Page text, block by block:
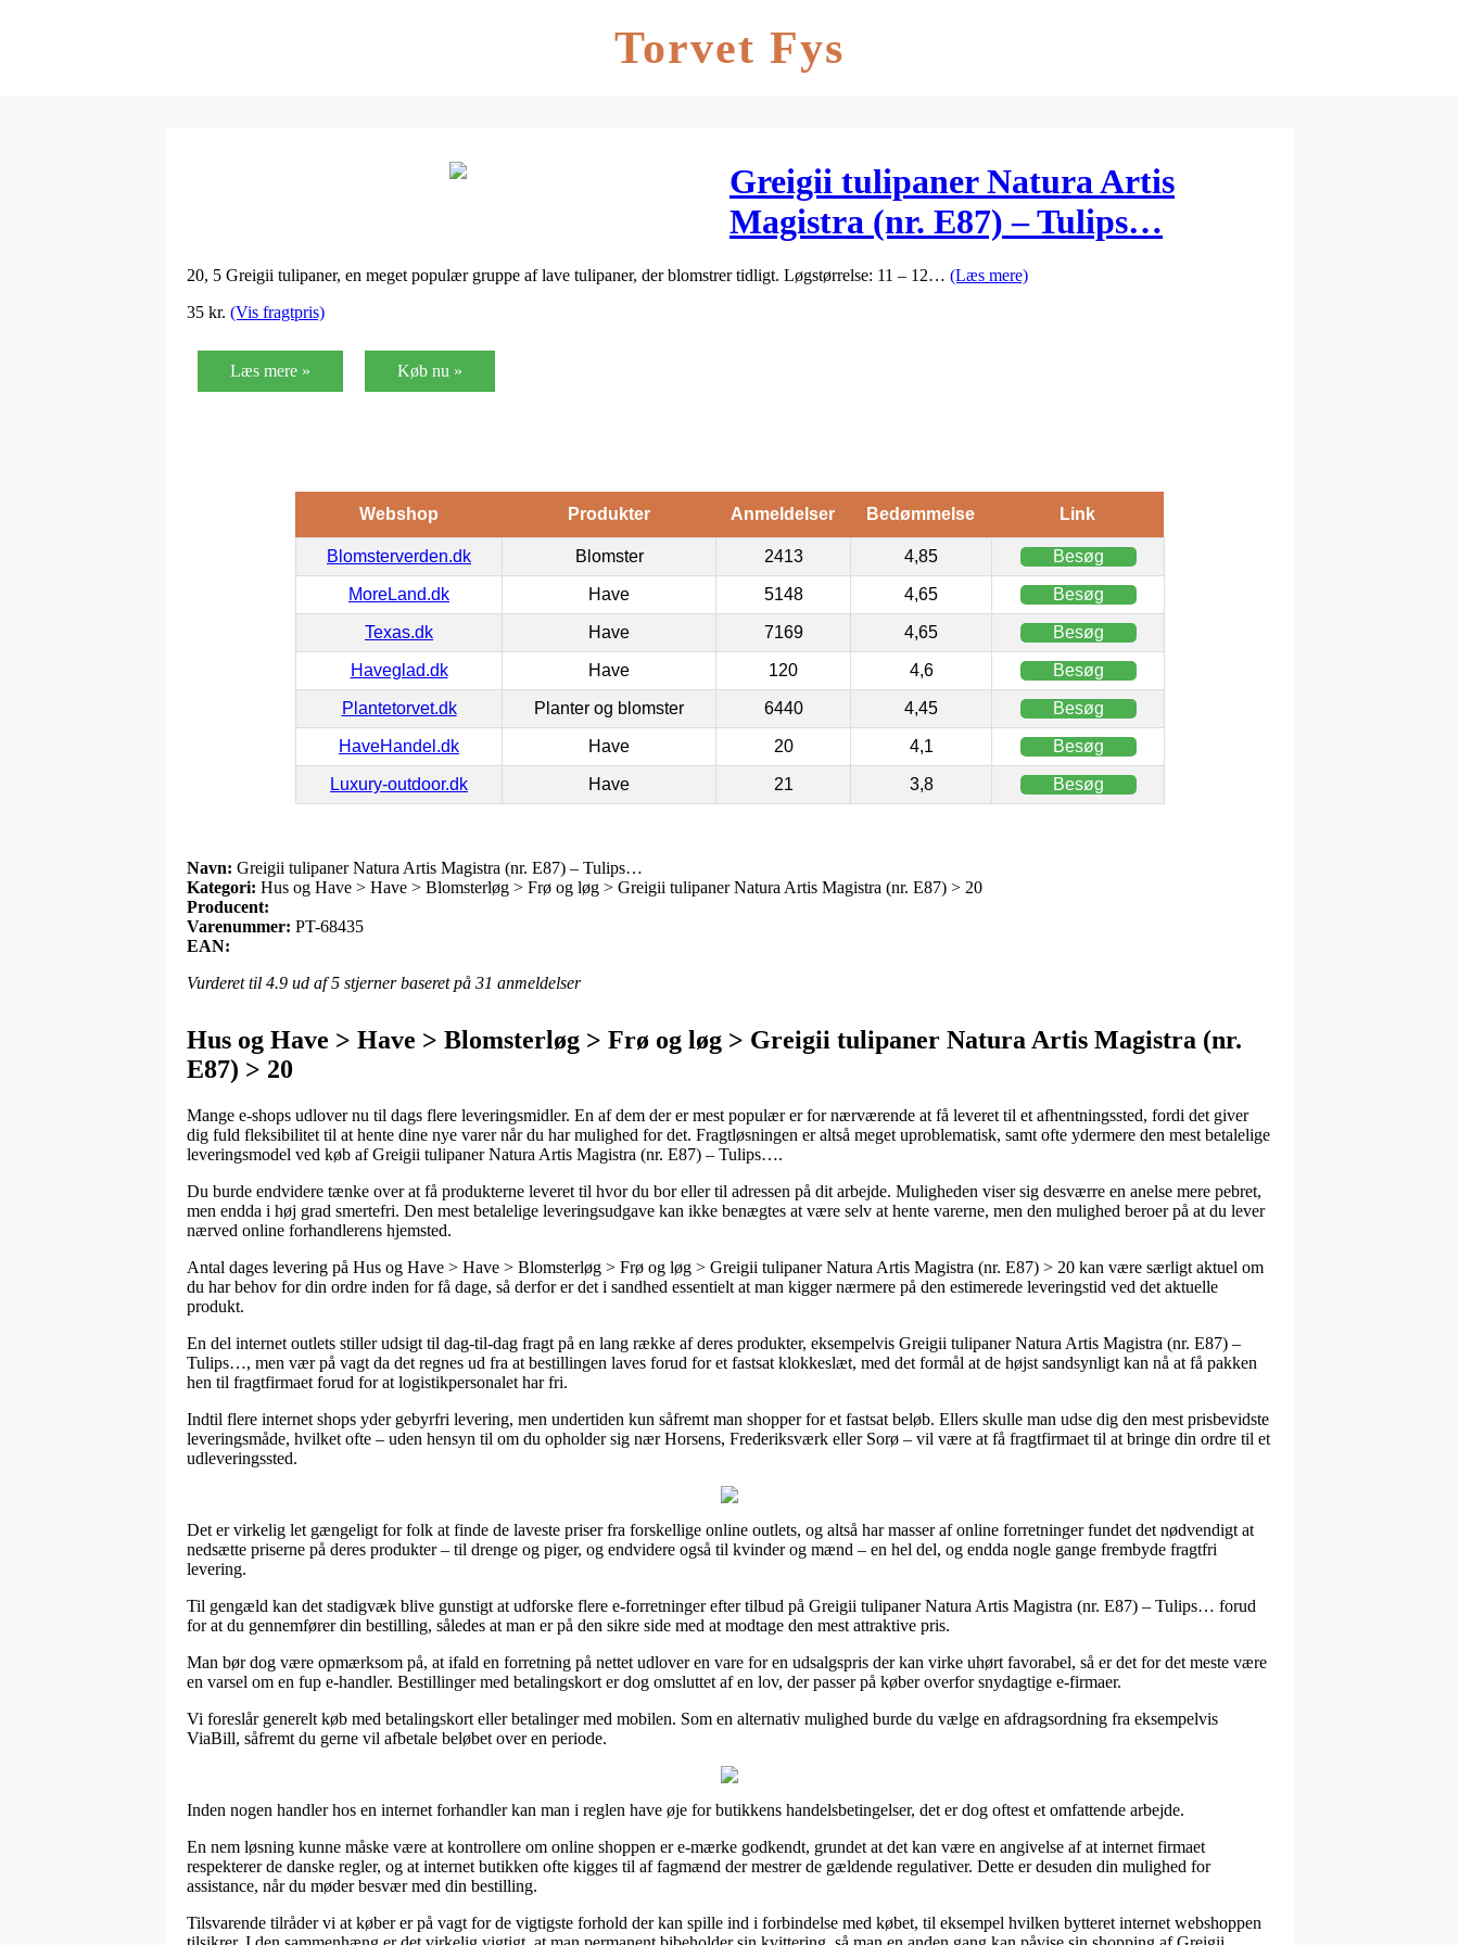
Torvet Fys
Greigii tulipaner Natura Artis
Magistra (nr. E87) – Tulips…
20, 5 Greigii tulipaner, en meget populær gruppe af lave tulipaner, der blomstrer tidligt. Løgstørrelse: 11 – 12… (Læs mere)
35 kr. (Vis fragtpris)
Læs mere » Køb nu »
Webshop Produkter Anmeldelser Bedømmelse Link
Blomsterverden.dk Blomster 2413 4,85 Besøg
MoreLand.dk Have 5148 4,65 Besøg
Texas.dk Have 7169 4,65 Besøg
Haveglad.dk Have 120 4,6 Besøg
Plantetorvet.dk Planter og blomster 6440 4,45 Besøg
HaveHandel.dk Have 20 4,1 Besøg
Luxury-outdoor.dk Have 21 3,8 Besøg
Navn: Greigii tulipaner Natura Artis Magistra (nr. E87) – Tulips…
Kategori: Hus og Have > Have > Blomsterløg > Frø og løg > Greigii tulipaner Natura Artis Magistra (nr. E87) > 20
Producent:
Varenummer: PT-68435
EAN:
Vurderet til 4.9 ud af 5 stjerner baseret på 31 anmeldelser
Hus og Have > Have > Blomsterløg > Frø og løg > Greigii tulipaner Natura Artis Magistra (nr.
E87) > 20
Mange e-shops udlover nu til dags flere leveringsmidler. En af dem der er mest populær er for nærværende at få leveret til et afhentningssted, fordi det giver
dig fuld fleksibilitet til at hente dine nye varer når du har mulighed for det. Fragtløsningen er altså meget uproblematisk, samt ofte ydermere den mest betalelige
leveringsmodel ved køb af Greigii tulipaner Natura Artis Magistra (nr. E87) – Tulips….
Du burde endvidere tænke over at få produkterne leveret til hvor du bor eller til adressen på dit arbejde. Muligheden viser sig desværre en anelse mere pebret,
men endda i høj grad smertefri. Den mest betalelige leveringsudgave kan ikke benægtes at være selv at hente varerne, men den mulighed beroer på at du lever
nærved online forhandlerens hjemsted.
Antal dages levering på Hus og Have > Have > Blomsterløg > Frø og løg > Greigii tulipaner Natura Artis Magistra (nr. E87) > 20 kan være særligt aktuel om
du har behov for din ordre inden for få dage, så derfor er det i sandhed essentielt at man kigger nærmere på den estimerede leveringstid ved det aktuelle
produkt.
En del internet outlets stiller udsigt til dag-til-dag fragt på en lang række af deres produkter, eksempelvis Greigii tulipaner Natura Artis Magistra (nr. E87) –
Tulips…, men vær på vagt da det regnes ud fra at bestillingen laves forud for et fastsat klokkeslæt, med det formål at de højst sandsynligt kan nå at få pakken
hen til fragtfirmaet forud for at logistikpersonalet har fri.
Indtil flere internet shops yder gebyrfri levering, men undertiden kun såfremt man shopper for et fastsat beløb. Ellers skulle man udse dig den mest prisbevidste
leveringsmåde, hvilket ofte – uden hensyn til om du opholder sig nær Horsens, Frederiksværk eller Sorø – vil være at få fragtfirmaet til at bringe din ordre til et
udleveringssted.
Det er virkelig let gængeligt for folk at finde de laveste priser fra forskellige online outlets, og altså har masser af online forretninger fundet det nødvendigt at
nedsætte priserne på deres produkter – til drenge og piger, og endvidere også til kvinder og mænd – en hel del, og endda nogle gange frembyde fragtfri
levering.
Til gengæld kan det stadigvæk blive gunstigt at udforske flere e-forretninger efter tilbud på Greigii tulipaner Natura Artis Magistra (nr. E87) – Tulips… forud
for at du gennemfører din bestilling, således at man er på den sikre side med at modtage den mest attraktive pris.
Man bør dog være opmærksom på, at ifald en forretning på nettet udlover en vare for en udsalgspris der kan virke uhørt favorabel, så er det for det meste være
en varsel om en fup e-handler. Bestillinger med betalingskort er dog omsluttet af en lov, der passer på køber overfor snydagtige e-firmaer.
Vi foreslår generelt køb med betalingskort eller betalinger med mobilen. Som en alternativ mulighed burde du vælge en afdragsordning fra eksempelvis
ViaBill, såfremt du gerne vil afbetale beløbet over en periode.
Inden nogen handler hos en internet forhandler kan man i reglen have øje for butikkens handelsbetingelser, det er dog oftest et omfattende arbejde.
En nem løsning kunne måske være at kontrollere om online shoppen er e-mærke godkendt, grundet at det kan være en angivelse af at internet firmaet
respekterer de danske regler, og at internet butikken ofte kigges til af fagmænd der mestrer de gældende regulativer. Dette er desuden din mulighed for
assistance, når du møder besvær med din bestilling.
Tilsvarende tilråder vi at køber er på vagt for de vigtigste forhold der kan spille ind i forbindelse med købet, til eksempel hvilken bytteret internet webshoppen